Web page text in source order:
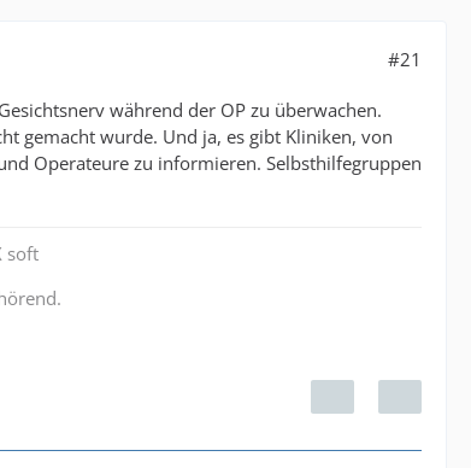
#21
während der OP zu überwachen.
gemacht wurde. Und ja, es gibt Kliniken, von
Operateure zu informieren. Selbsthilfegruppen
soft